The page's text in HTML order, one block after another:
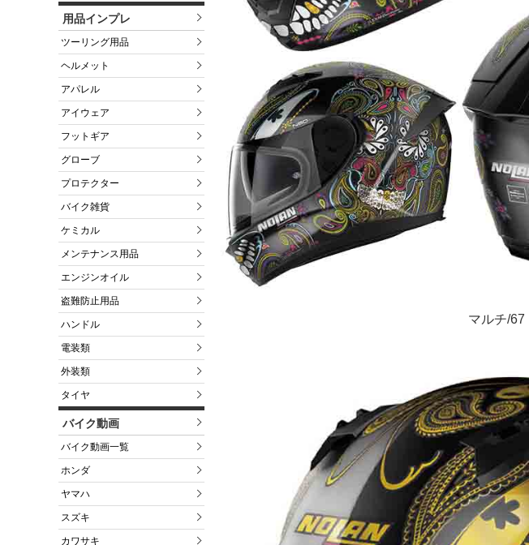
用品インプレ
ツーリング用品
ヘルメット
アパレル
アイウェア
フットギア
グローブ
プロテクター
バイク雑貨
ケミカル
メンテナンス用品
エンジンオイル
盗難防止用品
ハンドル
電装類
外装類
タイヤ
バイク動画
バイク動画一覧
ホンダ
ヤマハ
スズキ
カワサキ
マルチ/67